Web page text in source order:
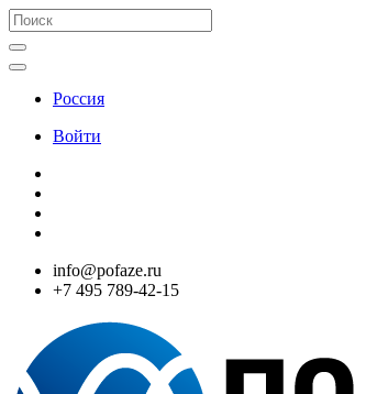
Россия
Войти
info@pofaze.ru
+7 495 789-42-15